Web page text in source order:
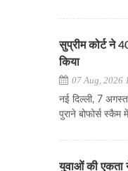
सुप्रीम कोर्ट ने
किया
07 Aug, 2026
नई दिल्ली, 7
पुराने बोफोर्स स्कैम
युवाओं की एकता